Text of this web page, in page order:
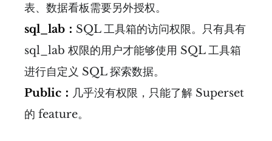
表、数据看板需要另外授权。
sql_lab： SQL 工具箱的访问权限。只有具有
sql_lab 权限的用户才能够使用 SQL 工具箱
进行自定义 SQL 探索数据。
Public： 几乎没有权限，只能了解 Superset
的 feature。